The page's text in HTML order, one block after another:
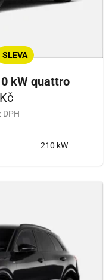
SLEVA
kW quattro
DPH
210 kW